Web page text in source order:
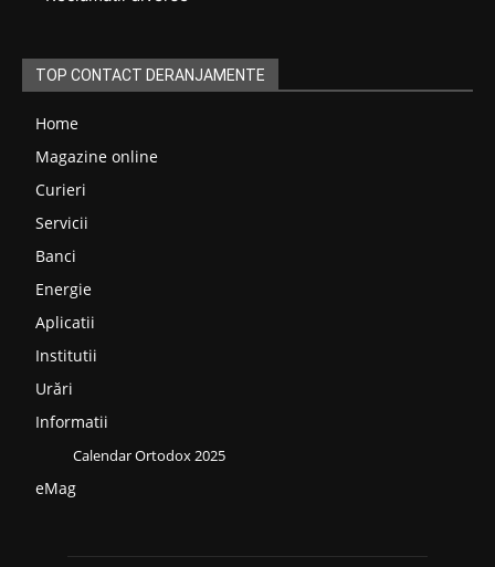
TOP CONTACT DERANJAMENTE
Home
Magazine online
Curieri
Servicii
Banci
Energie
Aplicatii
Institutii
Urări
Informatii
Calendar Ortodox 2025
eMag